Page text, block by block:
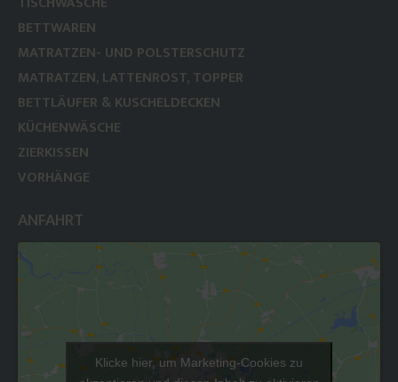
BETTWAREN
MATRATZEN- UND POLSTERSCHUTZ
MATRATZEN, LATTENROST, TOPPER
BETTLÄUFER & KUSCHELDECKEN
KÜCHENWÄSCHE
ZIERKISSEN
VORHÄNGE
ANFAHRT
Klicke hier, um Marketing-Cookies zu